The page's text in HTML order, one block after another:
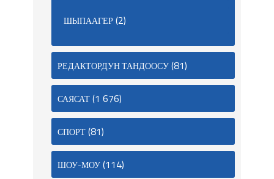
ШЫПААГЕР(2)
РЕДАКТОРДУН ТАНДООСУ(81)
САЯСАТ(1 676)
СПОРТ(81)
ШОУ-МОУ(114)